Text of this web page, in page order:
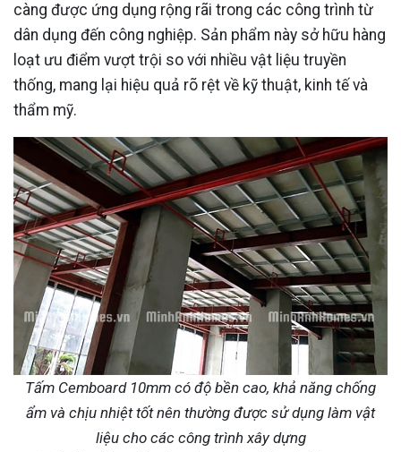
càng được ứng dụng rộng rãi trong các công trình từ
dân dụng đến công nghiệp. Sản phẩm này sở hữu hàng
loạt ưu điểm vượt trội so với nhiều vật liệu truyền
thống, mang lại hiệu quả rõ rệt về kỹ thuật, kinh tế và
thẩm mỹ.
Tấm Cemboard 10mm có độ bền cao, khả năng chống
ẩm và chịu nhiệt tốt nên thường được sử dụng làm vật
liệu cho các công trình xây dựng